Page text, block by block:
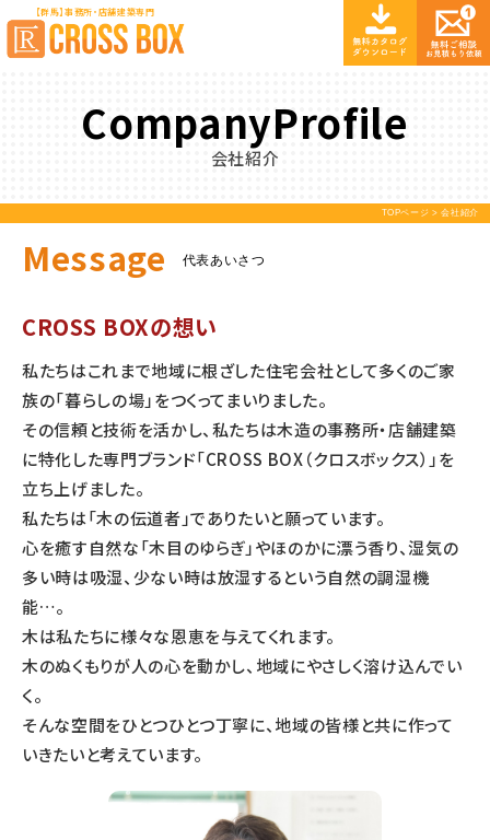
【群馬】事務所・店舗建築専門
CompanyProfile
会社紹介
TOPページ > 会社紹介
Message 代表あいさつ
CROSS BOXの想い
私たちはこれまで地域に根ざした住宅会社として多くのご家
族の「暮らしの場」をつくってまいりました。
その信頼と技術を活かし、私たちは木造の事務所・店舗建築
に特化した専門ブランド「CROSS BOX（クロスボックス）」を
立ち上げました。
私たちは「木の伝道者」でありたいと願っています。
心を癒す自然な「木目のゆらぎ」やほのかに漂う香り、湿気の
多い時は吸湿、少ない時は放湿するという自然の調湿機
能…。
木は私たちに様々な恩恵を与えてくれます。
木のぬくもりが人の心を動かし、地域にやさしく溶け込んでい
く。
そんな空間をひとつひとつ丁寧に、地域の皆様と共に作って
いきたいと考えています。